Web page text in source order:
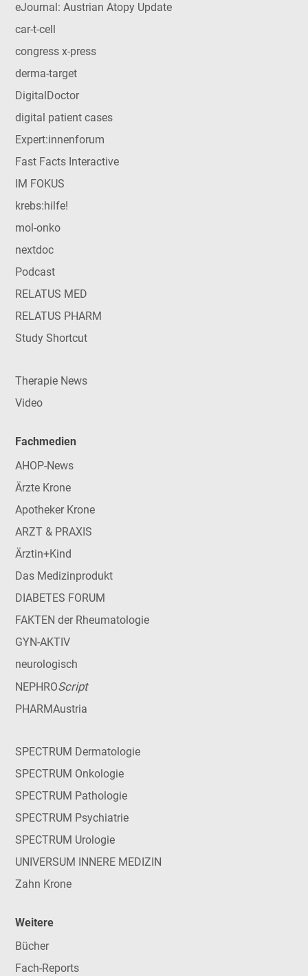
eJournal: Austrian Atopy Update
car-t-cell
congress x-press
derma-target
DigitalDoctor
digital patient cases
Expert:innenforum
Fast Facts Interactive
IM FOKUS
krebs:hilfe!
mol-onko
nextdoc
Podcast
RELATUS MED
RELATUS PHARM
Study Shortcut
Therapie News
Video
Fachmedien
AHOP-News
Ärzte Krone
Apotheker Krone
ARZT & PRAXIS
Ärztin+Kind
Das Medizinprodukt
DIABETES FORUM
FAKTEN der Rheumatologie
GYN-AKTIV
neurologisch
NEPHROScript
PHARMAustria
SPECTRUM Dermatologie
SPECTRUM Onkologie
SPECTRUM Pathologie
SPECTRUM Psychiatrie
SPECTRUM Urologie
UNIVERSUM INNERE MEDIZIN
Zahn Krone
Weitere
Bücher
Fach-Reports